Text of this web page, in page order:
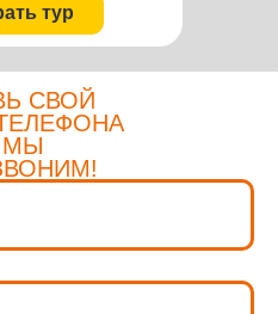
тур
СВОЙ
МЫ